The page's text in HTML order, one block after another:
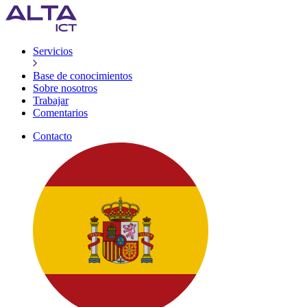
Servicios
Base de conocimientos
Sobre nosotros
Trabajar
Comentarios
Contacto